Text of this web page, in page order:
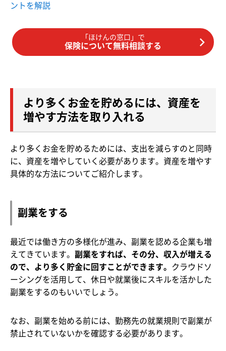
ントを解説
「ほけんの窓口」で
保険について無料相談する
より多くお金を貯めるには、資産を
増やす方法を取り入れる
より多くお金を貯めるためには、支出を減らすのと同時
に、資産を増やしていく必要があります。資産を増やす
具体的な方法についてご紹介します。
副業をする
最近では働き方の多様化が進み、副業を認める企業も増
えてきています。 副業をすれば、その分、収入が増える
ので、より多く貯金に回すことができます。 クラウドソ
ーシングを活用して、休日や就業後にスキルを活かした
副業をするのもいいでしょう。
なお、副業を始める前には、勤務先の就業規則で副業が
禁止されていないかを確認する必要があります。